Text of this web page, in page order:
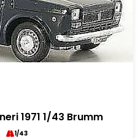
1971 1/43 Brumm
1/43